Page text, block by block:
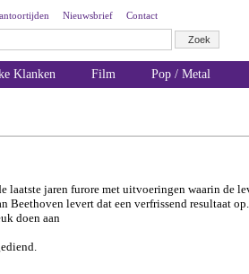
Nieuwsbrief Contact
Klanken Film Pop / Metal
laatste jaren furore met uitvoeringen waarin de
Beethoven levert dat een verfrissend resultaat op.
doen aan